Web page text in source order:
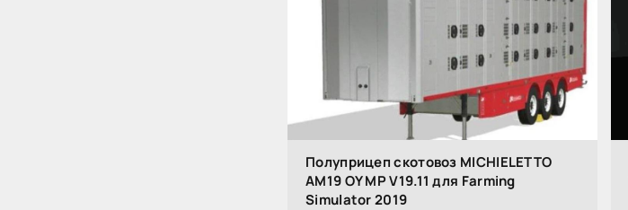
Полуприцеп скотовоз MICHIELETTO
AM19 OY MP V19.11 для Farming
Simulator 2019